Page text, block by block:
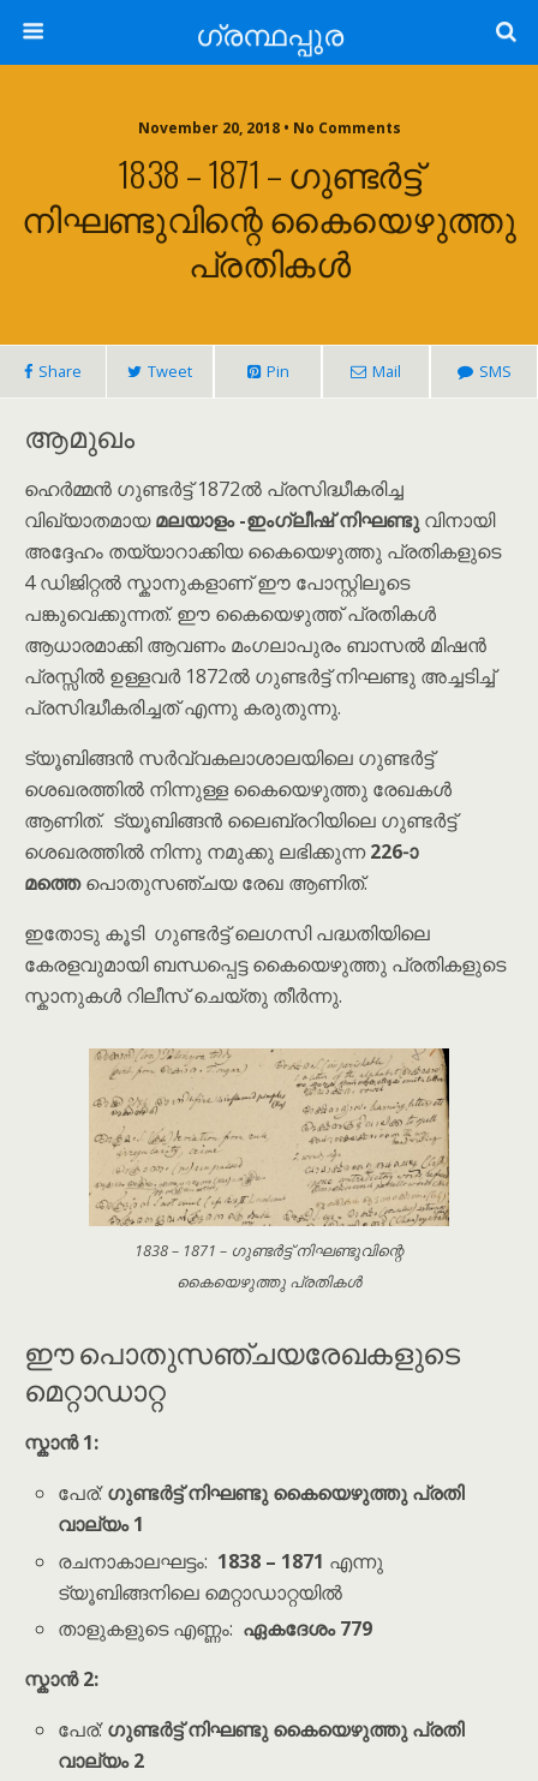
ഗ്രന്ഥപ്പുര
November 20, 2018 • No Comments
1838 – 1871 – ഗുണ്ടർട്ട്
നിഘണ്ടുവിന്റെ കൈയെഴുത്തു
പ്രതികൾ
Share Tweet Pin Mail SMS
ആമുഖം
ഹെർമ്മൻ ഗുണ്ടർട്ട് 1872ൽ പ്രസിദ്ധീകരിച്ച
വിഖ്യാതമായമലയാളം -ഇംഗ്ലീഷ് നിഘണ്ടു വിനായി
അദ്ദേഹം തയ്യാറാക്കിയ കൈയെഴുത്തു പ്രതികളുടെ
4 ഡിജിറ്റൽ സ്കാനുകളാണ് ഈ പോസ്റ്റിലൂടെ
പങ്കുവെക്കുന്നത്. ഈ കൈയെഴുത്ത് പ്രതികൾ
ആധാരമാക്കി ആവണം മംഗലാപുരം ബാസൽ മിഷൻ
പ്രസ്സിൽ ഉള്ളവർ 1872ൽ ഗുണ്ടർട്ട് നിഘണ്ടു അച്ചടിച്ച്
പ്രസിദ്ധീകരിച്ചത് എന്നു കരുതുന്നു.
ട്യൂബിങ്ങൻ സർവ്വകലാശാലയിലെ ഗുണ്ടർട്ട്
ശെഖരത്തിൽ നിന്നുള്ള കൈയെഴുത്തു രേഖകൾ
ആണിത്. ട്യൂബിങ്ങൻ ലൈബ്രറിയിലെ ഗുണ്ടർട്ട്
ശെഖരത്തിൽ നിന്നു നമുക്കു ലഭിക്കുന്ന226-ാ
മത്തെപൊതുസഞ്ചയ രേഖ ആണിത്.
ഇതോടു കൂടി ഗുണ്ടർട്ട് ലെഗസി പദ്ധതിയിലെ
കേരളവുമായി ബന്ധപ്പെട്ട കൈയെഴുത്തു പ്രതികളുടെ
സ്കാനുകൾ റിലീസ് ചെയ്തു തീർന്നു.
1838 – 1871 – ഗുണ്ടർട്ട് നിഘണ്ടുവിന്റെ
കൈയെഴുത്തു പ്രതികൾ
ഈ പൊതുസഞ്ചയരേഖകളുടെ
മെറ്റാഡാറ്റ
സ്കാൻ 1:
പേര്:ഗുണ്ടർട്ട് നിഘണ്ടു കൈയെഴുത്തു പ്രതി
വാല്യം 1
രചനാകാലഘട്ടം: 1838 – 1871 എന്നു
ട്യൂബിങ്ങനിലെ മെറ്റാഡാറ്റയിൽ
താളുകളുടെ എണ്ണം: ഏകദേശം 779
സ്കാൻ 2:
പേര്:ഗുണ്ടർട്ട് നിഘണ്ടു കൈയെഴുത്തു പ്രതി
വാല്യം 2